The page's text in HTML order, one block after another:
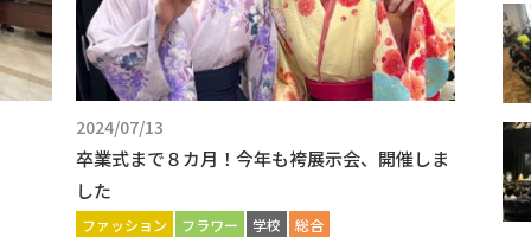
2024/07/13
卒業式まで８カ月！今年も袴展示会、開催しま
した
ファッション フラワー 学校 総合